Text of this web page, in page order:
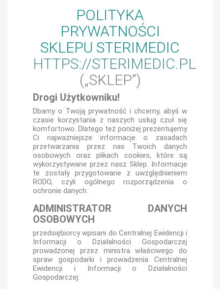
POLITYKA
PRYWATNOŚCI
SKLEPU STERIMEDIC
HTTPS://STERIMEDIC.PL
(„SKLEP”)
Drogi Użytkowniku!
Dbamy o Twoją prywatność i chcemy, abyś w
czasie korzystania z naszych usług czuł się
komfortowo. Dlatego też poniżej prezentujemy
Ci najważniejsze informacje o zasadach
przetwarzania przez nas Twoich danych
osobowych oraz plikach cookies, które są
wykorzystywane przez nasz Sklep. Informacje
te zostały przygotowane z uwzględnieniem
RODO, czyli ogólnego rozporządzenia o
ochronie danych.
ADMINISTRATOR DANYCH
OSOBOWYCH
przedsiębiorcy wpisani do Centralnej Ewidencji i
Informacji o Działalności Gospodarczej
prowadzonej przez ministra właściwego do
spraw gospodarki i prowadzenia Centralnej
Ewidencji i Informacji o Działalności
Gospodarczej: